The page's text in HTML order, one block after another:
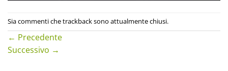
Sia commenti che trackback sono attualmente chiusi.
← Precedente
Successivo →